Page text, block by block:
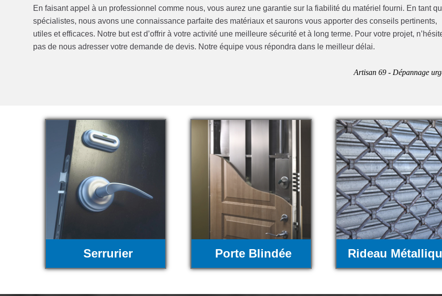
En faisant appel à un professionnel comme nous, vous aurez une garantie sur la fiabilité du matériel fourni. En tant
spécialistes, nous avons une connaissance parfaite des matériaux et saurons vous apporter des conseils pertinents,
utiles et efficaces. Notre but est d’offrir à votre activité une meilleure sécurité et à long terme. Pour votre projet,
pas de nous adresser votre demande de devis. Notre équipe vous répondra dans le meilleur délai.
Artisan 69 - Dépannage
Serrurier Porte Blindée Rideau